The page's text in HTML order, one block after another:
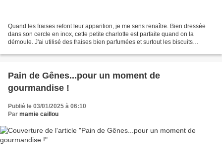
Quand les fraises refont leur apparition, je me sens renaître. Bien dressée
dans son cercle en inox, cette petite charlotte est parfaite quand on la
démoule. J'ai utilisé des fraises bien parfumées et surtout les biscuits
Pain de Gênes...pour un moment de
gourmandise !
Publié le 03/01/2025 à 06:10
Par mamie caillou